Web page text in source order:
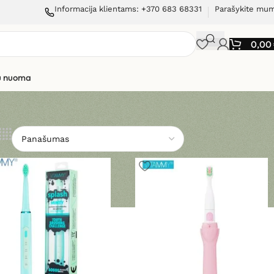
Informacija klientams: +370 683 68331 Parašykite
0,00
nuoma